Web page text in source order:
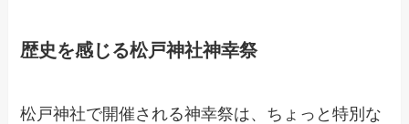
歴史を感じる松戸神社神幸祭
松戸神社で開催される神幸祭は、ちょっと特別な